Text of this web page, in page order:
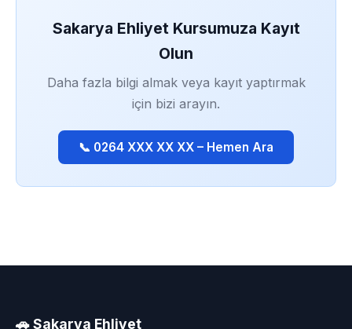
Sakarya Ehliyet Kursumuza Kayıt
Olun
Daha fazla bilgi almak veya kayıt yaptırmak
için bizi arayın.
📞 0264 XXX XX XX – Hemen Ara
🚗 Sakarya Ehliyet